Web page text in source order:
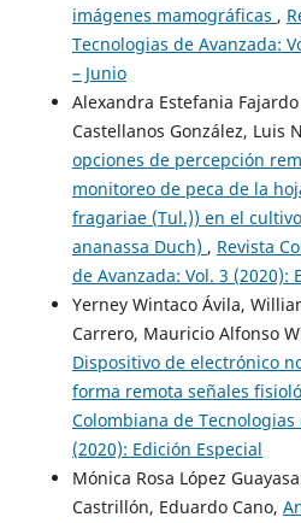
imágenes mamográficas ,
Tecnologias de Avanzada:
– Junio
Alexandra Estefania
Castellanos González, Luis
opciones de percepción
monitoreo de peca de la
fragariae (Tul.)) en el
ananassa Duch) , Revista
de Avanzada: Vol. 3 (2020):
Yerney Wintaco Ávila,
Carrero, Mauricio Alfonso
Dispositivo de electrónico
forma remota señales
Colombiana de Tecnologias
(2020): Edición Especial
Mónica Rosa López
Castrillón, Eduardo Cano,